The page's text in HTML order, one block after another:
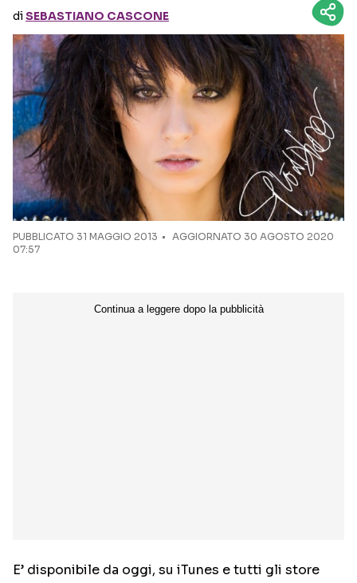
Seguici sui social
diSEBASTIANO CASCONE
PUBBLICATO 31 MAGGIO 2013
AGGIORNATO 30 AGOSTO 2020
07:57
E’ disponibile da oggi, su iTunes e tutti gli store